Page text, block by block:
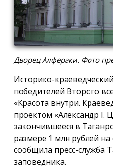
Дворец Алфераки. Фото
Историко-
победителей Второго
«Красота внутри.
проектом «Александр I.
закончившееся в
размере 1 млн рублей
сообщила пресс-служба
заповедника.